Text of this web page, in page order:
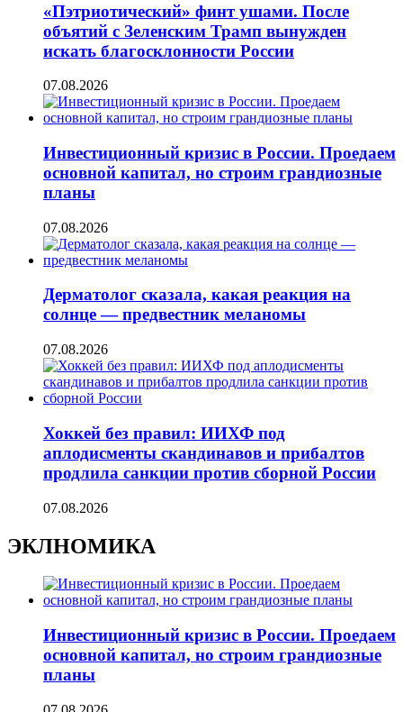
«Пэтриотический» финт ушами. После
объятий с Зеленским Трамп вынужден
искать благосклонности России
07.08.2026
Инвестиционный кризис в России. Проедаем
основной капитал, но строим грандиозные
планы
07.08.2026
Дерматолог сказала, какая реакция на
солнце — предвестник меланомы
07.08.2026
Хоккей без правил: ИИХФ под
аплодисменты скандинавов и прибалтов
продлила санкции против сборной России
07.08.2026
ЭКЛНОМИКА
Инвестиционный кризис в России. Проедаем
основной капитал, но строим грандиозные
планы